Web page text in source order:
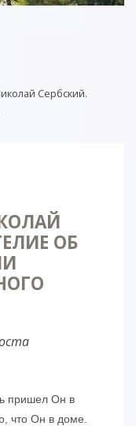
Сербский.
ОБ
пришел Он в
что Он в доме.